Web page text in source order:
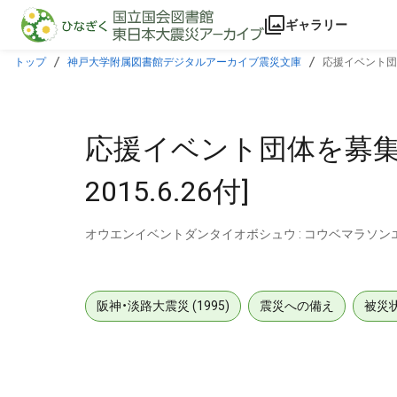
本文に飛ぶ
ギャラリー
トップ 神戸大学附属図書館デジタルアーカイブ震災文庫 応援イベント
応援イベント団体を募
2015.6.26付]
オウエンイベントダンタイオボシュウ : コウベマラソン
阪神・淡路大震災 (1995) 震災への備え 被災